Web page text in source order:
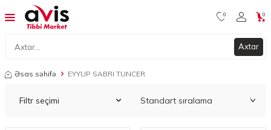
Axtar
0 0
Əsas səhifə EYYUP SABRI TUNCER
Filtr seçimi